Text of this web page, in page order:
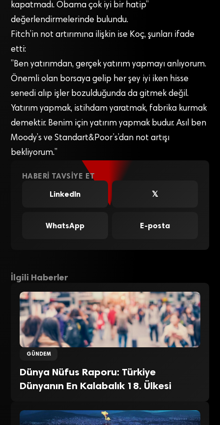
kapatmadı. Obama çok iyi bir hatip”
değerlendirmelerinde bulundu.
Fitch’in not artırımına ilişkin ise Koç, şunları ifade
etti:
”Ben yatırımdan, gerçek yatırım yapmayı anlıyorum.
Önemli olan borsaya gelip her şey iyi iken hisse
senedi alıp işler bozulduğunda da gitmek değil.
Yatırım yapmak, istihdam yaratmak, fabrika kurmak
demektir. Benim için yatırım yapmak budur. Asıl ben
Moody’s ve Standart&Poor’s’dan not artışı
bekliyorum.”
HABERI TAVSIYE ET
LinkedIn
𝕏
WhatsApp E-posta
İlgili Haberler
GÜNDEM
Dünya Nüfus Raporu: Türkiye
Dünyanın En Kalabalık 18. Ülkesi